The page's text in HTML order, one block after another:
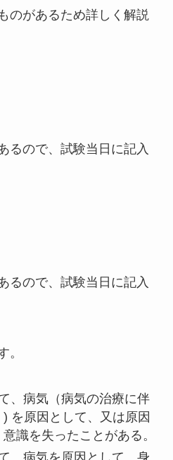
のがあるため詳しく解説
るので、試験当日に記入
るので、試験当日に記入
。
、病気（病気の治療に伴
を原因として、又は原因
識を失ったことがある。
、病気を原因として、身